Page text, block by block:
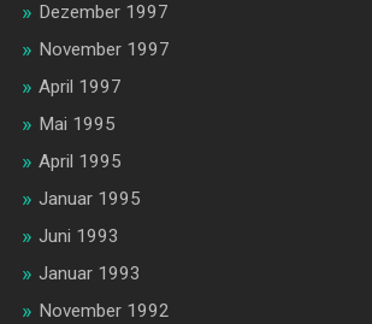
Dezember 1997
November 1997
April 1997
Mai 1995
April 1995
Januar 1995
Juni 1993
Januar 1993
November 1992